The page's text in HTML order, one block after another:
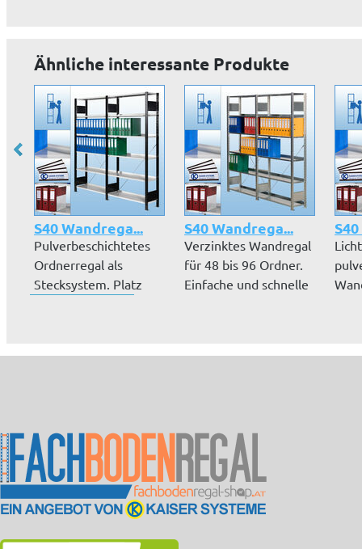
Ähnliche interessante Produkte
S40 Wandrega...
Pulverbeschichtetes
Ordnerregal als
Stecksystem. Platz
S40 Wandrega...
Verzinktes Wandregal
für 48 bis 96 Ordner.
Einfache und schnelle